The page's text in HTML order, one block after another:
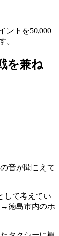
ントを50,000
。
を兼ね
音が聞こえて
して考えてい
徳島市内のホ